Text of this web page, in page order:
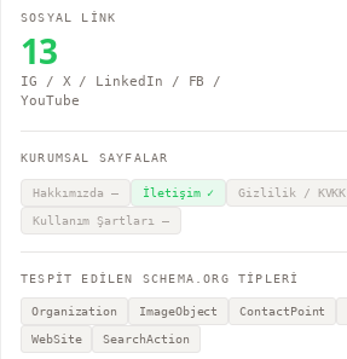
SOSYAL LİNK
13
IG / X / LinkedIn / FB /
YouTube
KURUMSAL SAYFALAR
Hakkımızda — İletişim ✓ Gizlilik / KVKK
Kullanım Şartları —
TESPİT EDİLEN SCHEMA.ORG TİPLERİ
Organization ImageObject ContactPoint
WebSite SearchAction